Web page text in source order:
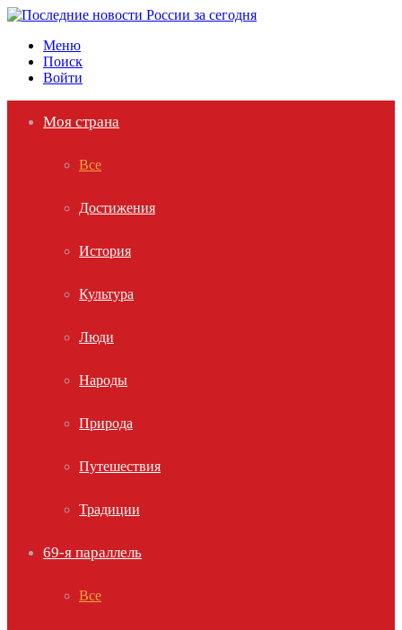
Меню
Поиск
Войти
Моя страна
Все
Достижения
История
Культура
Люди
Народы
Природа
Путешествия
Традиции
69-я параллель
Все